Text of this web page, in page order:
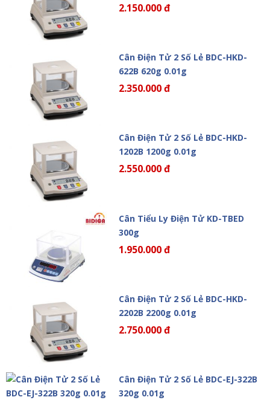
2.150.000 đ
Cân Điện Tử 2 Số Lẻ BDC-HKD-
622B 620g 0.01g
2.350.000 đ
Cân Điện Tử 2 Số Lẻ BDC-HKD-
1202B 1200g 0.01g
2.550.000 đ
Cân Tiểu Ly Điện Tử KD-TBED
300g
1.950.000 đ
Cân Điện Tử 2 Số Lẻ BDC-HKD-
2202B 2200g 0.01g
2.750.000 đ
Cân Điện Tử 2 Số Lẻ BDC-EJ-322B
320g 0.01g